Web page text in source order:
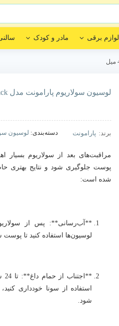
لوازم برقی مادر و کودک
لوسیون سولاریوم پارامونت مدل Make Me Black حجم 400 میل
برند: پارامونت دسته‌بندی: لوسیون
مراقبت‌های بعد از سولاریوم بسیار
پوست جلوگیری شود و نتایج بهتری
شده است:
**آب‌رسانی**: پس از
لوسیون‌ها استفاده کنید تا پوست
استفاده از سونا خودداری
شود.